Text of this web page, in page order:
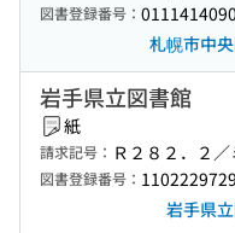
図書登録番号： 0111414090
札幌市中
岩手県立図書館
紙
請求記号： Ｒ２８２．２
図書登録番号： 1102229729
岩手県